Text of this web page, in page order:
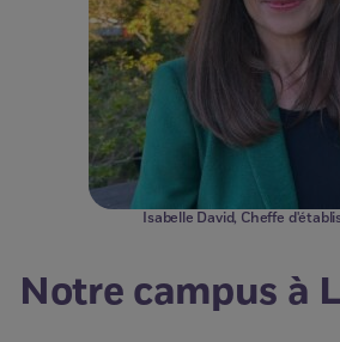
Isabelle David, Cheffe
Notre campus à